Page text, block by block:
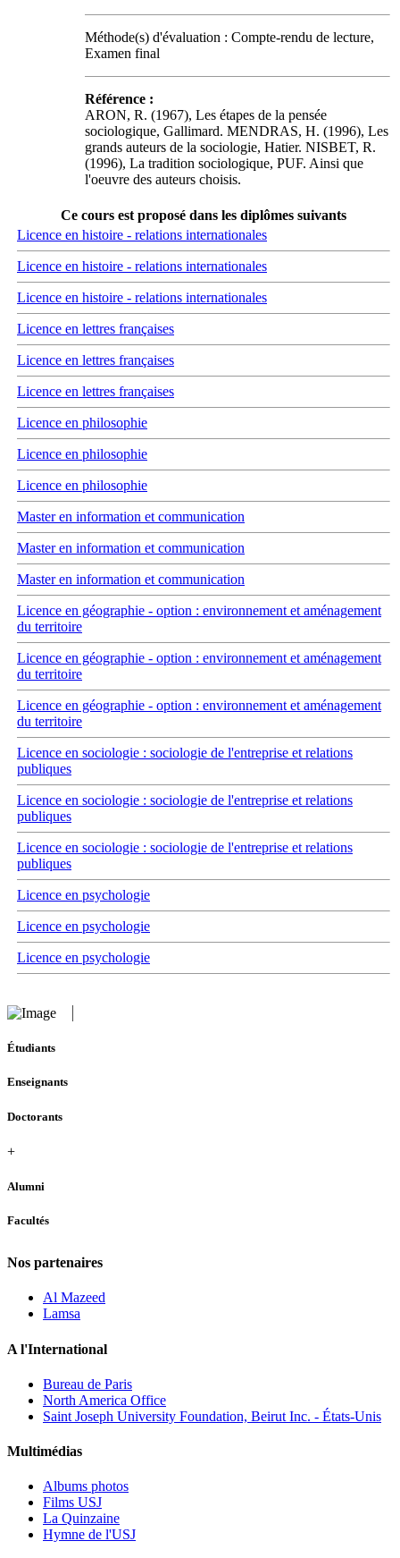
Méthode(s) d'évaluation : Compte-rendu de lecture,
Examen final
Référence :
ARON, R. (1967), Les étapes de la pensée
sociologique, Gallimard. MENDRAS, H. (1996), Les
grands auteurs de la sociologie, Hatier. NISBET, R.
(1996), La tradition sociologique, PUF. Ainsi que
l'oeuvre des auteurs choisis.
Ce cours est proposé dans les diplômes suivants
Licence en histoire - relations internationales
Licence en histoire - relations internationales
Licence en histoire - relations internationales
Licence en lettres françaises
Licence en lettres françaises
Licence en lettres françaises
Licence en philosophie
Licence en philosophie
Licence en philosophie
Master en information et communication
Master en information et communication
Master en information et communication
Licence en géographie - option : environnement et aménagement
du territoire
Licence en géographie - option : environnement et aménagement
du territoire
Licence en géographie - option : environnement et aménagement
du territoire
Licence en sociologie : sociologie de l'entreprise et relations
publiques
Licence en sociologie : sociologie de l'entreprise et relations
publiques
Licence en sociologie : sociologie de l'entreprise et relations
publiques
Licence en psychologie
Licence en psychologie
Licence en psychologie
Étudiants
Enseignants
Doctorants
+
Alumni
Facultés
Nos partenaires
Al Mazeed
Lamsa
A l'International
Bureau de Paris
North America Office
Saint Joseph University Foundation, Beirut Inc. - États-Unis
Multimédias
Albums photos
Films USJ
La Quinzaine
Hymne de l'USJ